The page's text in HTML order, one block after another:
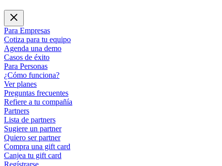
Para Empresas
Cotiza para tu equipo
Agenda una demo
Casos de éxito
Para Personas
¿Cómo funciona?
Ver planes
Preguntas frecuentes
Refiere a tu compañía
Partners
Lista de partners
Sugiere un partner
Quiero ser partner
Compra una gift card
Canjea tu gift card
Regístrarse